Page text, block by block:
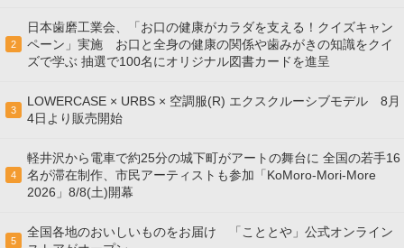
2
日本歯磨工業会、「お口の健康がカラダを支える！クイズキャン
ペーン」実施 お口と全身の健康の関係や歯みがきの知識をクイ
ズで学ぶ 抽選で100名にオリジナル図書カードを進呈
3
LOWERCASE × URBS × 空調服(R) エクスクルーシブモデル 8月
4日より販売開始
4
軽井沢から電車で約25分の城下町がアートの舞台に 全国の若手16
名が滞在制作、市民アーティストも参加「KoMoro-Mori-More
2026」8/8(土)開幕
5
全国各地のおいしいものをお届け 「こととや」公式オンライン